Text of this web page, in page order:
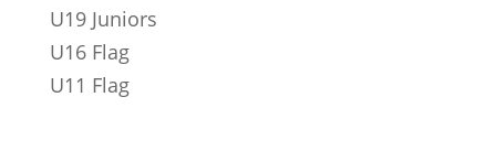
U19 Juniors
U16 Flag
U11 Flag